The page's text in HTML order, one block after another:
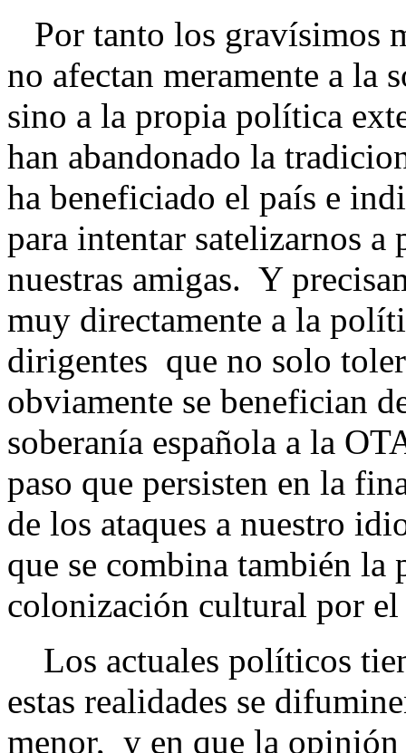
Por tanto los gravísimos
no afectan meramente a la
sino a la propia política
han abandonado la
ha beneficiado el país e
para intentar satelizarnos
nuestras amigas. Y
muy directamente a la
dirigentes que no solo
obviamente se benefician
soberanía española a la
paso que persisten en la
de los ataques a nuestro
que se combina también la
colonización cultural por
Los actuales políticos
estas realidades se
menor, y en que la